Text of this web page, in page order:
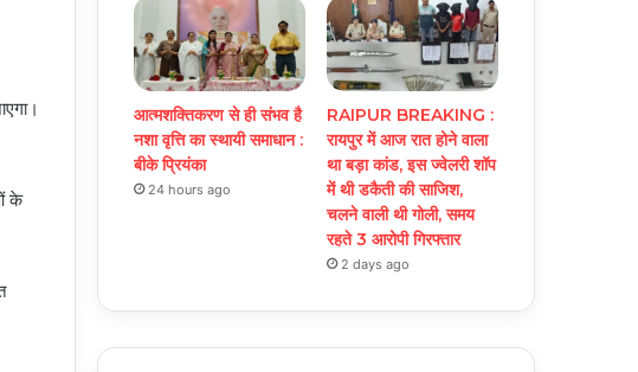
के
आत्मशक्तिकरण से ही संभव है
नशा वृत्ति का स्थायी समाधान :
बीके प्रियंका
24 hours ago
RAIPUR BREAKING :
रायपुर में आज रात होने वाला
था बड़ा कांड, इस ज्वेलरी शॉप
में थी डकैती की साजिश,
चलने वाली थी गोली, समय
रहते 3 आरोपी गिरफ्तार
2 days ago